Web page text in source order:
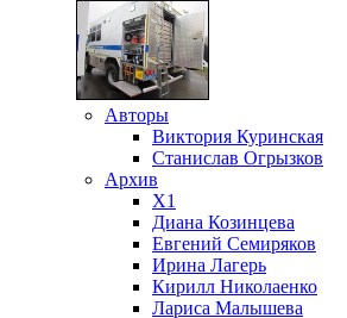
Авторы
Виктория Куринская
Станислав Огрызков
Архив
X1
Диана Козинцева
Евгений Семиряков
Ирина Лагерь
Кирилл Николаенко
Лариса Малышева